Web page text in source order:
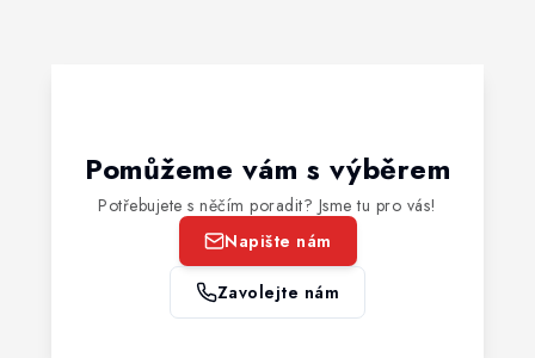
Pomůžeme vám s výběrem
Potřebujete s něčím poradit? Jsme tu pro vás!
Napište nám
Zavolejte nám